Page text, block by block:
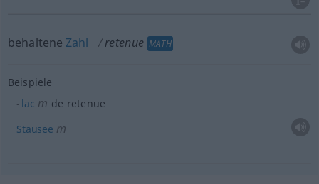
behaltene Zahl retenue MATH
Beispiele
lac m de retenue
Stausee m